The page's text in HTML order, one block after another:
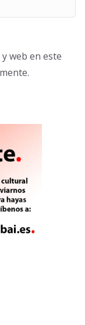
web en este